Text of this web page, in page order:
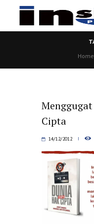
Home
Cipta
14/12/2012